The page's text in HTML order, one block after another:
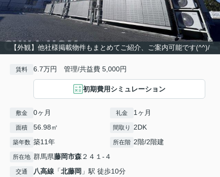
【外観】他社様掲載物件もまとめてご紹介、ご案内可能です(^^)/
賃料 6.7万円 管理/共益費 5,000円
初期費用シミュレーション
敷金 0ヶ月 礼金 1ヶ月
面積 56.98㎡ 間取り 2DK
築年数 築11年 所在階 2階/2階建
所在地 群馬県藤岡市森２４１-４
交通 八高線 「北藤岡 」駅 徒歩10分